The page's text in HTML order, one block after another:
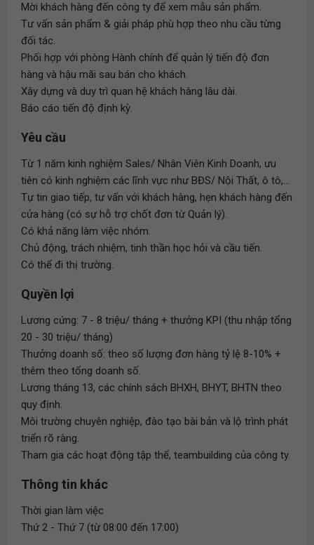
Mời khách hàng đến công ty để xem mẫu sản phẩm.
Tư vấn sản phẩm & giải pháp phù hợp theo nhu cầu từng
đối tác.
Phối hợp với phòng Hành chính để quản lý tiến độ đơn
hàng và hậu mãi sau bán cho khách.
Xây dựng và duy trì quan hệ khách hàng lâu dài.
Báo cáo tiến độ định kỳ.
Yêu cầu
Từ 1 năm kinh nghiệm Sales/ Nhân Viên Kinh Doanh, ưu
tiên có kinh nghiệm các lĩnh vực như BĐS/ Nội Thất, ô tô,...
Tự tin giao tiếp, tư vấn với khách hàng, hẹn khách hàng đến
cửa hàng (có sự hỗ trợ chốt đơn từ Quản lý).
Có khả năng làm việc nhóm.
Chủ động, trách nhiệm, tinh thần học hỏi và cầu tiến.
Có thể đi thị trường.
Quyền lợi
Lương cứng: 7 - 8 triệu/ tháng + thưởng KPI (thu nhập tổng
20 - 30 triệu/ tháng)
Thưởng doanh số: theo số lượng đơn hàng tỷ lệ 8-10% +
thêm theo tổng doanh số.
Lương tháng 13, các chính sách BHXH, BHYT, BHTN theo
quy định.
Môi trường chuyên nghiệp, đào tạo bài bản và lộ trình phát
triển rõ ràng.
Tham gia các hoạt động tập thể, teambuilding của công ty.
Thông tin khác
Thời gian làm việc
Thứ 2 - Thứ 7 (từ 08:00 đến 17:00)